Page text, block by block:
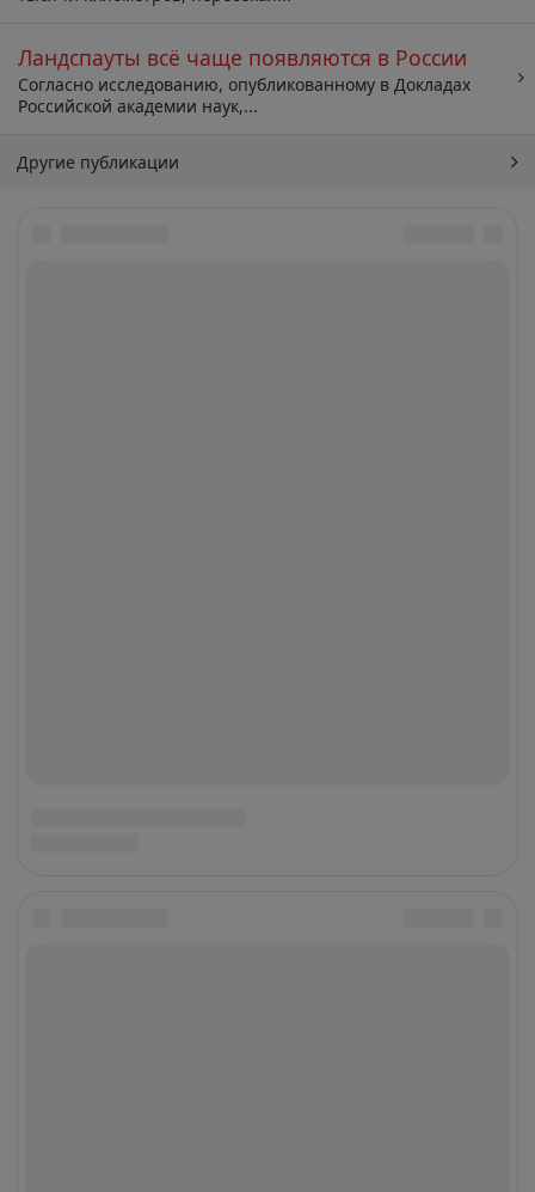
Ландспауты всё чаще появляются в России
Согласно исследованию, опубликованному в Докладах
Российской академии наук,...
Другие публикации